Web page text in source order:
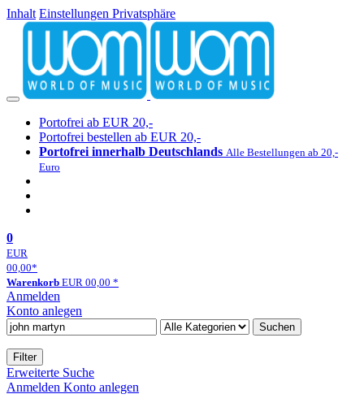
Inhalt Einstellungen Privatsphäre
Portofrei ab EUR 20,-
Portofrei bestellen ab EUR 20,-
Portofrei innerhalb Deutschlands Alle Bestellungen ab 20,-
Euro
0
EUR
00,00*
Warenkorb EUR 00,00 *
Anmelden
Konto anlegen
Suchen
Filter
Erweiterte Suche
Anmelden Konto anlegen